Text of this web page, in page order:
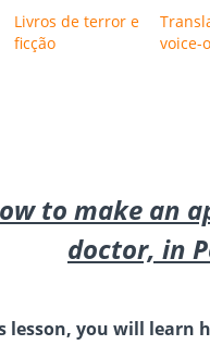
Livros de terror e
ficção
voice-
to make an
doctor, in
lesson, you will learn